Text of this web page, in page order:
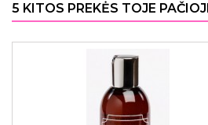
5 KITOS PREKĖS TOJE